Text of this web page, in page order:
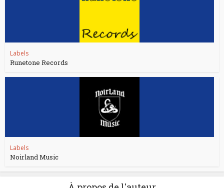
Labels
Runetone Records
Labels
Noirland Music